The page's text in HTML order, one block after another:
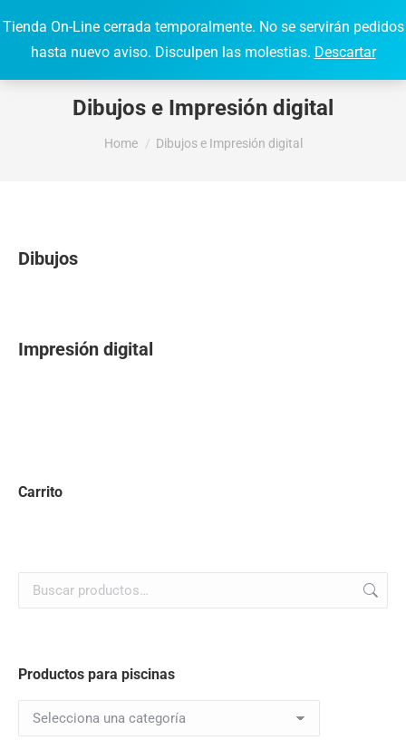
Tienda On-Line cerrada temporalmente. No se servirán pedidos
hasta nuevo aviso. Disculpen las molestias. Descartar
0,00€ 0 Search:
Dibujos e Impresión digital
You are here:
Home Dibujos e Impresión digital
Dibujos
Impresión digital
Carrito
Productos para piscinas